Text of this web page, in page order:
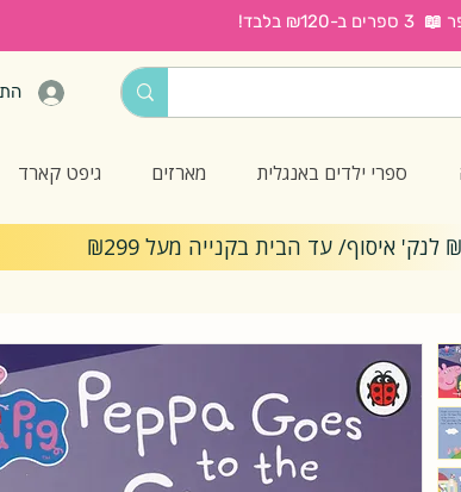
בלבד!
ספרי ילדים באנגלית מארזים גיפט קארד